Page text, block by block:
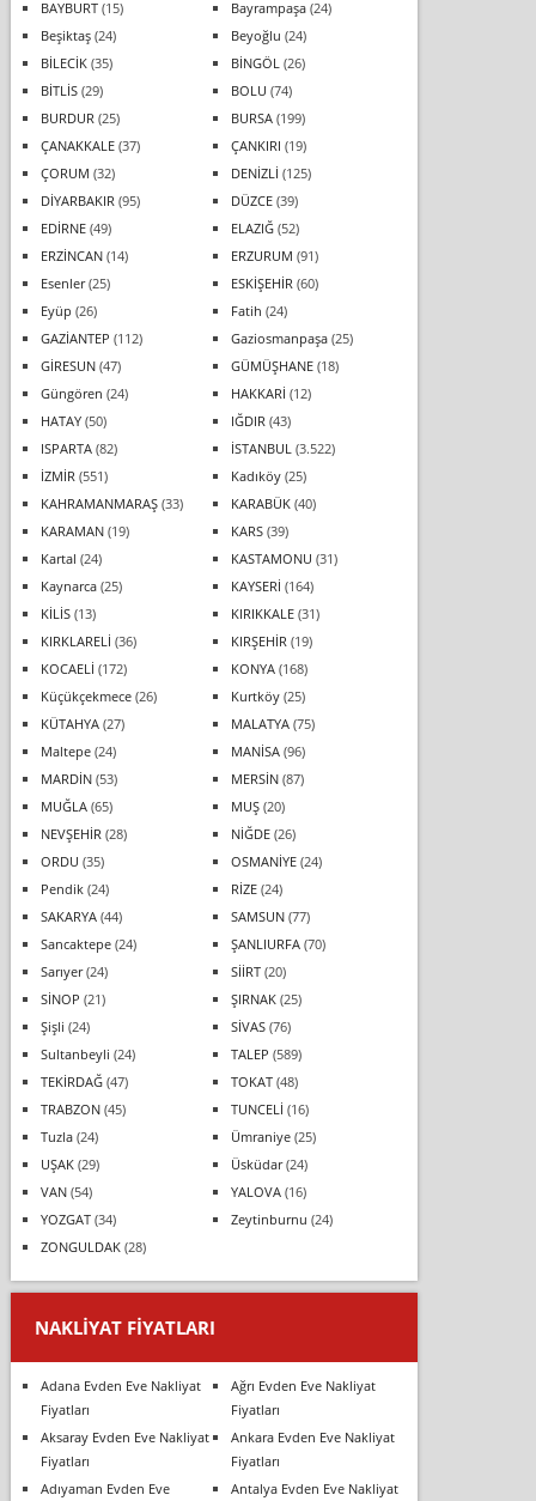
BAYBURT(15) Bayrampaşa(24)
Beşiktaş(24) Beyoğlu (24)
BİLECİK(35) BİNGÖL (26)
BİTLİS(29) BOLU (74)
BURDUR (25) BURSA(199)
ÇANAKKALE(37) ÇANKIRI (19)
ÇORUM (32) DENİZLİ (125)
DİYARBAKIR (95) DÜZCE(39)
EDİRNE(49) ELAZIĞ(52)
ERZİNCAN(14) ERZURUM (91)
Esenler(25) ESKİŞEHİR (60)
Eyüp (26) Fatih (24)
GAZİANTEP (112) Gaziosmanpaşa(25)
GİRESUN(47) GÜMÜŞHANE(18)
Güngören (24) HAKKARİ (12)
HATAY(50) IĞDIR (43)
ISPARTA(82) İSTANBUL (3.522)
İZMİR (551) Kadıköy(25)
KAHRAMANMARAŞ(33) KARABÜK(40)
KARAMAN(19) KARS(39)
Kartal (24) KASTAMONU (31)
Kaynarca(25) KAYSERİ (164)
KİLİS(13) KIRIKKALE(31)
KIRKLARELİ (36) KIRŞEHİR (19)
KOCAELİ (172) KONYA(168)
Küçükçekmece(26) Kurtköy(25)
KÜTAHYA(27) MALATYA(75)
Maltepe(24) MANİSA(96)
MARDİN(53) MERSİN(87)
MUĞLA(65) MUŞ(20)
NEVŞEHİR (28) NİĞDE(26)
ORDU (35) OSMANİYE(24)
Pendik(24) RİZE(24)
SAKARYA(44) SAMSUN(77)
Sancaktepe(24) ŞANLIURFA(70)
Sarıyer(24) SİİRT(20)
SİNOP (21) ŞIRNAK(25)
Şişli (24) SİVAS(76)
Sultanbeyli (24) TALEP (589)
TEKİRDAĞ(47) TOKAT(48)
TRABZON(45) TUNCELİ (16)
Tuzla(24) Ümraniye(25)
UŞAK(29) Üsküdar(24)
VAN(54) YALOVA(16)
YOZGAT(34) Zeytinburnu (24)
ZONGULDAK(28)
NAKLIYAT FIYATLARI
Adana Evden Eve Nakliyat
Fiyatları
Ağrı Evden Eve Nakliyat
Fiyatları
Aksaray Evden Eve Nakliyat
Fiyatları
Ankara Evden Eve Nakliyat
Fiyatları
Adıyaman Evden Eve
Antalya Evden Eve Nakliyat